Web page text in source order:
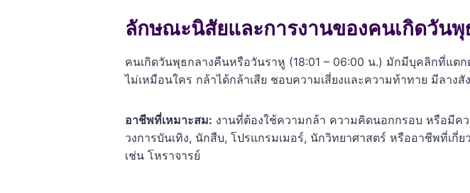
ลักษณะนิสัยและการงานของคนเกิดวัน
คนเกิดวันพุธกลางคืนหรือวันราหู (18:01 – 06:00 น.) มักมีบุคลิกที่แ
ไม่เหมือนใคร กล้าได้กล้าเสีย ชอบความเสี่ยงและความท้าทาย มีลา
อาชีพที่เหมาะสม: งานที่ต้องใช้ความกล้า ความคิดนอกกรอบ หรือมีคว
วงการบันเทิง, นักสืบ, โปรแกรมเมอร์, นักวิทยาศาสตร์ หรืออาชีพที่เกี่
เช่น โหราจารย์